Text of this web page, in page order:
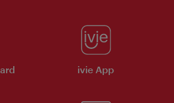
ivie App